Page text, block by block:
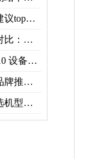
高光谱智能球机选型建议top推荐（附参数表）
负氧离子监测站选型对比：云境天合 TH-FZ5 与天蔚 TW-FZ4 推荐
路面状况传感器 TOP10 设备推荐榜单
隧道气体检测仪十大品牌推荐榜单（2026行业TOP10）
地下水位监测系统优选机型：TH-DSW2深井地下水智能在线监测解决方案